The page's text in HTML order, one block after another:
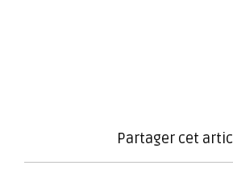
Partager cet